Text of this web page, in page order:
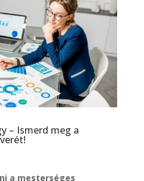
– Ismerd meg a
a mesterséges